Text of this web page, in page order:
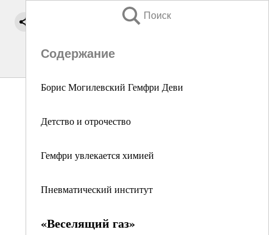
Поиск
Содержание
Борис Могилевский Гемфри Деви
Детство и отрочество
Гемфри увлекается химией
Пневматический институт
«Веселящий газ»